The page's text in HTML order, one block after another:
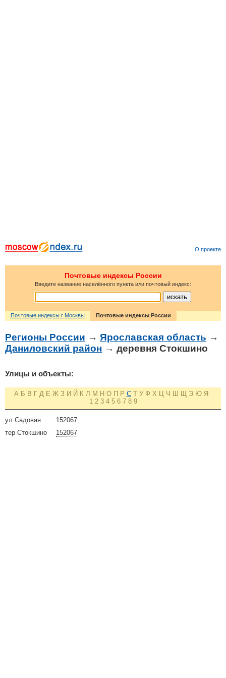
О проекте
Почтовые индексы России
Введите название населённого пункта или почтовый индекс:
Почтовые индексы г Москвы Почтовые индексы России
Регионы России → Ярославская область →
Даниловский район → деревня Стокшино
Улицы и объекты:
А Б В Г Д Е Ж З И Й К Л М Н О П Р С Т У Ф Х Ц Ч Ш Щ Э Ю Я
1 2 3 4 5 6 7 8 9
152067
ул Садовая
152067
тер Стокшино